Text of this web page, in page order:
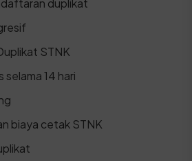
duplikat
STNK
selama 14 hari
biaya cetak STNK